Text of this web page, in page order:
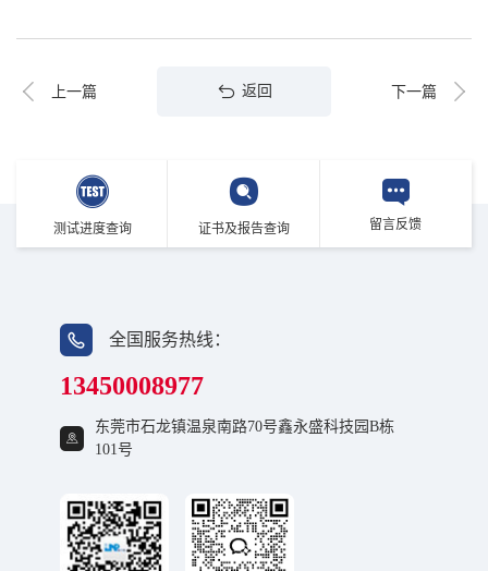
上一篇 返回 下一篇
测试进度查询 证书及报告查询 留言反馈
全国服务热线：
13450008977
东莞市石龙镇温泉南路70号鑫永盛科技园B栋
101号